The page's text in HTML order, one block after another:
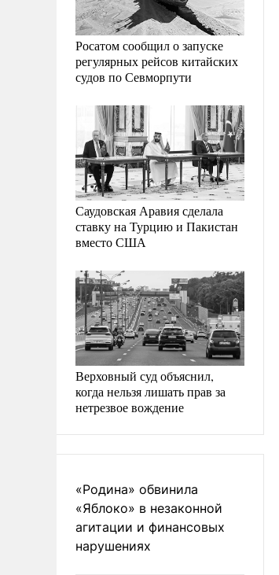
Росатом сообщил о запуске
регулярных рейсов китайских
судов по Севморпути
Саудовская Аравия сделала
ставку на Турцию и Пакистан
вместо США
Верховный суд объяснил,
когда нельзя лишать прав за
нетрезвое вождение
«Родина» обвинила
«Яблоко» в незаконной
агитации и финансовых
нарушениях